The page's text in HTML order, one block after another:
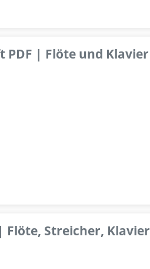
PDF | Flöte und Klavier
Streicher, Klavier